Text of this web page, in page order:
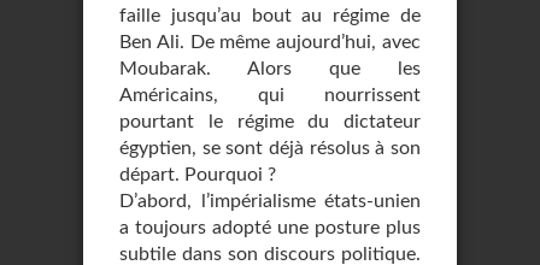
faille jusqu’au bout au régime de
Ben Ali. De même aujourd’hui, avec
Moubarak. Alors que les
Américains, qui nourrissent
pourtant le régime du dictateur
égyptien, se sont déjà résolus à son
départ. Pourquoi ?
D’abord, l’impérialisme états-unien
a toujours adopté une posture plus
subtile dans son discours politique.